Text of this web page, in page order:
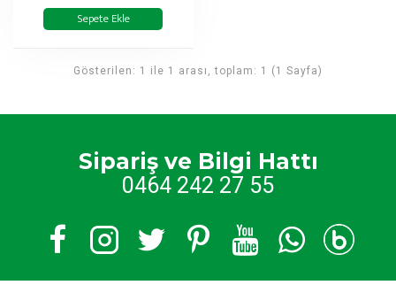
Sepete Ekle
Gösterilen: 1 ile 1 arası, toplam: 1 (1 Sayfa)
Sipariş ve Bilgi Hattı
0464 242 27 55